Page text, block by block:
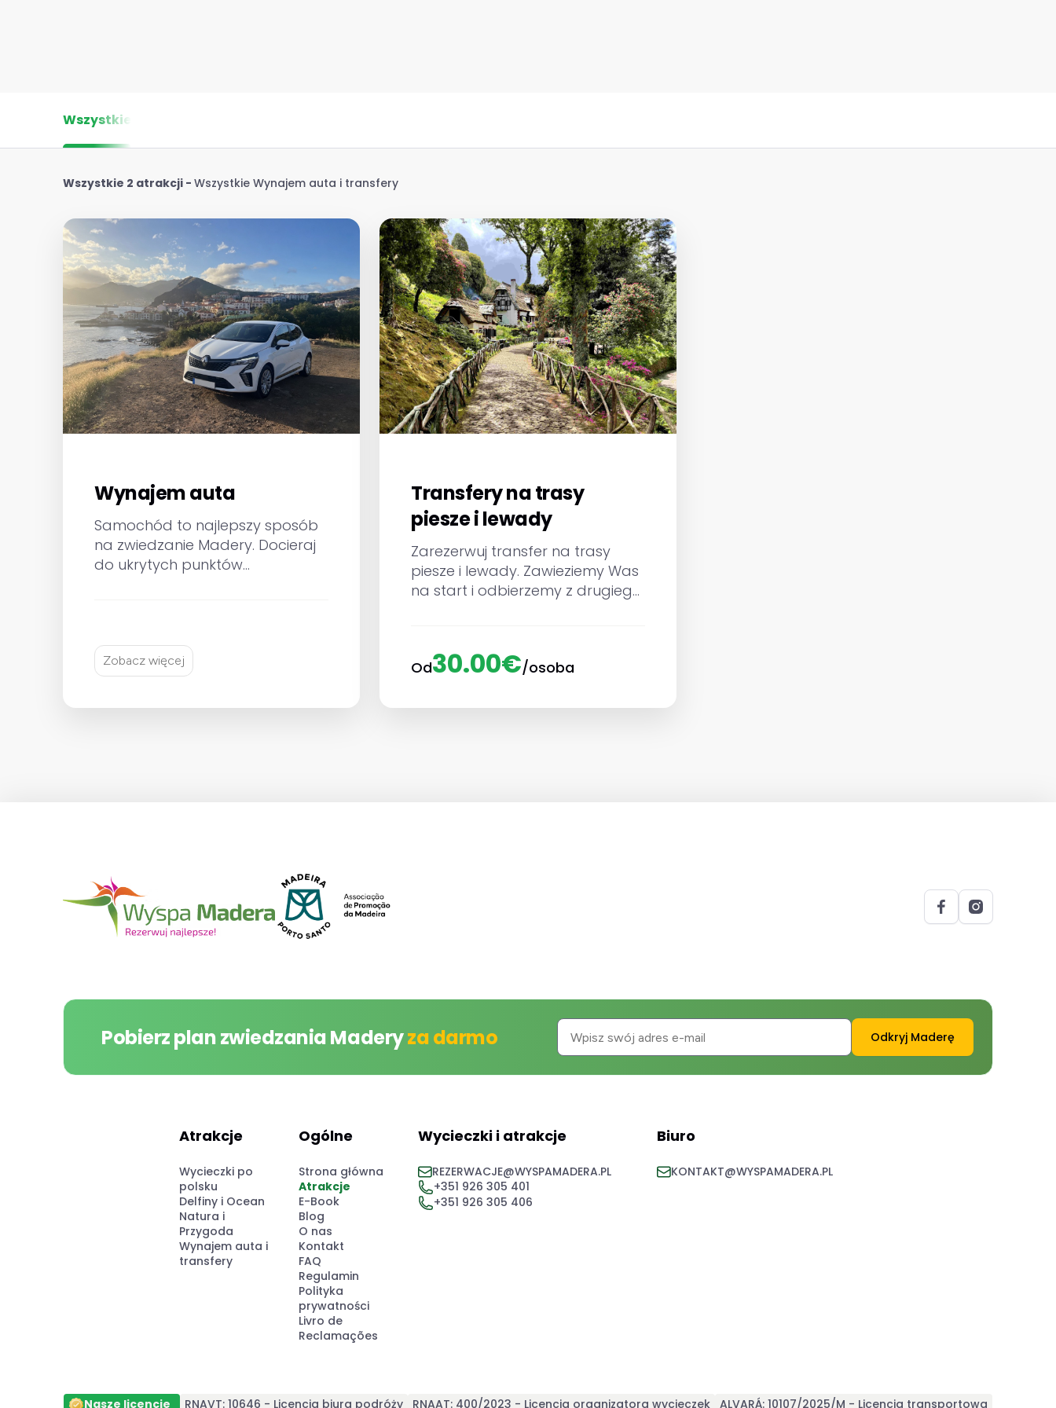
Wszystkie
Wszystkie 2 atrakcji - Wszystkie Wynajem auta i transfery
Wynajem auta
Samochód to najlepszy sposób
na zwiedzanie Madery. Docieraj
do ukrytych punktów
My zajmiemy się resztą.
Zobacz więcej
Transfery na trasy
piesze i lewady
Zarezerwuj transfer na trasy
piesze i lewady. Zawieziemy Was
na start i odbierzemy z drugiego
Od30.00€/osoba
Pobierz plan zwiedzania Maderyza darmo Odkryj Maderę
Atrakcje
Wycieczki po
polsku
Delfiny i Ocean
Natura i
Przygoda
Wynajem auta i
transfery
Ogólne
Strona główna
Atrakcje
E-Book
Blog
O nas
Kontakt
FAQ
Regulamin
Polityka
prywatności
Livro de
Reclamações
Wycieczki i atrakcje
REZERWACJE@WYSPAMADERA.PL
+351 926 305 401
+351 926 305 406
Biuro
KONTAKT@WYSPAMADERA.PL
Nasze licencje RNAVT: 10646 - Licencja biura podróży RNAAT: 400/2023 - Licencja organizatora wycieczek ALVARÁ: 10107/2025/M - Licencja transportowa